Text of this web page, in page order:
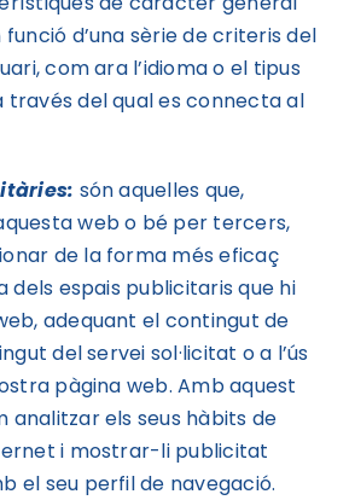
d’una sèrie de criteris del
com ara l’idioma o el tipus
través del qual es connecta al
són aquelles que,
web o bé per tercers,
de la forma més eficaç
dels espais publicitaris que hi
adequant el contingut de
del servei sol·licitat o a l’ús
pàgina web. Amb aquest
analitzar els seus hàbits de
i mostrar-li publicitat
el seu perfil de navegació.